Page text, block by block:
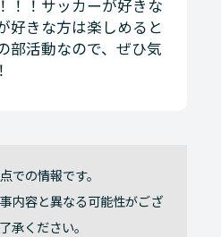
！！サッカーが好きな
好きな方は楽しめると
部活動なので、ぜひ気
での情報です。
内容と異なる可能性がござ
承ください。